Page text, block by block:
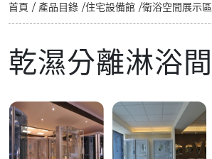
首頁 產品目錄 住宅設備館 衛浴空間展示區
乾濕分離淋浴間